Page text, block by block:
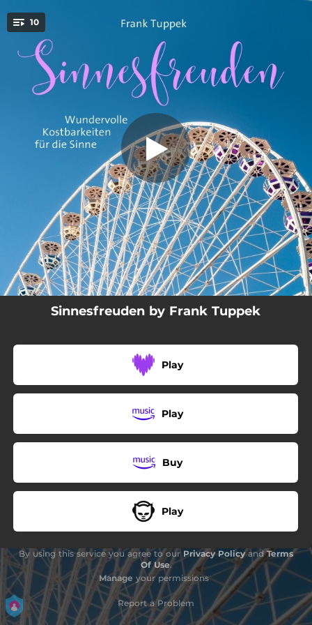
10 Lauf zum Regenbogen
Lauf zum Regenbogen
07:23
08:04
Bewusst loslassen vom Alltag
Die Liebe durchströmt mein Herz
Garten der Sinne
Gelassenheit im Alltag
Frieden für die Seele
06:52
Wege zum Glück
06:23
Echtes Mitgefühl erleben
06:52
Bunte Drachen kreisen im Wind
Sinnesfreuden by Frank Tuppek
Play
Play
Buy
Play
By using this service you agree to our Privacy PolicyandTerms
Of Use.
Manage your permissions
Report a Problem